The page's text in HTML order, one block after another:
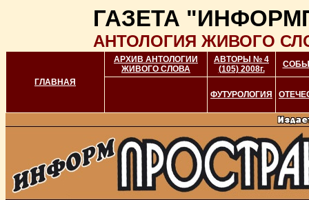
ГАЗЕТА
АНТОЛОГИЯ ЖИВОГО
ГЛАВНАЯ
АРХИВ АНТОЛОГИИ
ЖИВОГО СЛОВА
АВТОРЫ № 4
(105) 2008г.
ФУТУРОЛОГИЯ